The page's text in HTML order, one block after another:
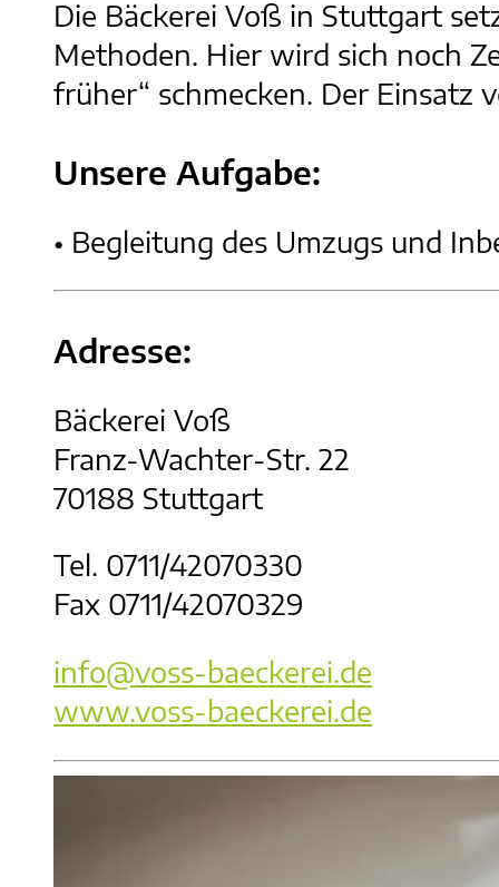
Die Bäckerei Voß in Stuttgart
Methoden. Hier wird sich noch
früher“ schmecken. Der Einsatz
Unsere Aufgabe:
• Begleitung des Umzugs und
Adresse:
Bäckerei Voß
Franz-Wachter-Str. 22
70188 Stuttgart
Tel. 0711/42070330
Fax 0711/42070329
info@voss-baeckerei.de
www.voss-baeckerei.de